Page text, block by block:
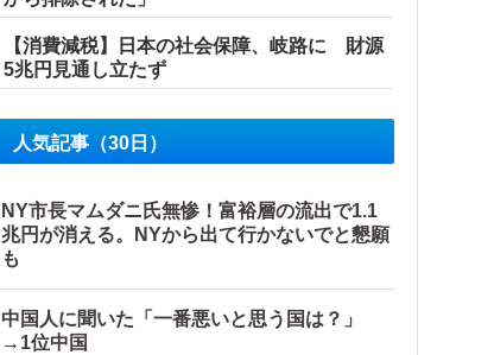
【消費減税】日本の社会保障、岐路に 財源
5兆円見通し立たず
人気記事（30日）
NY市長マムダニ氏無惨！富裕層の流出で1.1
兆円が消える。NYから出て行かないでと懇願
も
中国人に聞いた「一番悪いと思う国は？」
→1位中国